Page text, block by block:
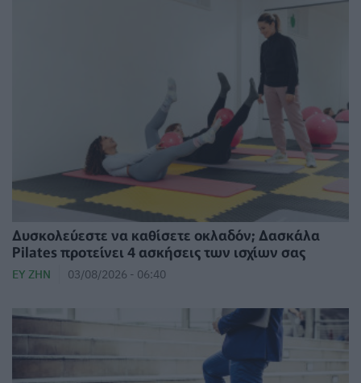
Δυσκολεύεστε να καθίσετε οκλαδόν; Δασκάλα
Pilates προτείνει 4 ασκήσεις των ισχίων σας
ΕΥ ΖΗΝ 03/08/2026 - 06:40